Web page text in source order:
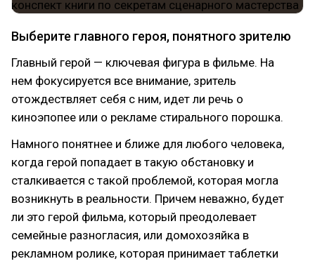
Выберите главного героя, понятного зрителю
Главный герой — ключевая фигура в фильме. На
нем фокусируется все внимание, зритель
отождествляет себя с ним, идет ли речь о
киноэпопее или о рекламе стирального порошка.
Намного понятнее и ближе для любого человека,
когда герой попадает в такую обстановку и
сталкивается с такой проблемой, которая могла
возникнуть в реальности. Причем неважно, будет
ли это герой фильма, который преодолевает
семейные разногласия, или домохозяйка в
рекламном ролике, которая принимает таблетки